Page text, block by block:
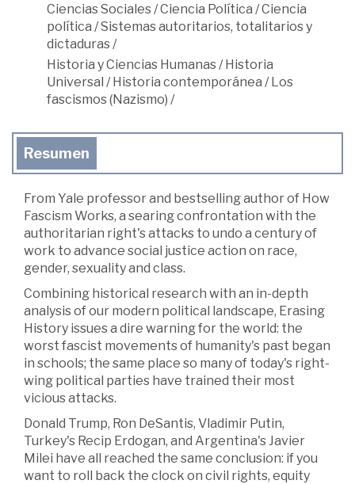
Ciencias Sociales /Ciencia Política /Ciencia
política /Sistemas autoritarios, totalitarios y
dictaduras /
Historia y Ciencias Humanas /Historia
Universal /Historia contemporánea /Los
fascismos (Nazismo) /
Resumen
From Yale professor and bestselling author of How
Fascism Works, a searing confrontation with the
authoritarian right's attacks to undo a century of
work to advance social justice action on race,
gender, sexuality and class.
Combining historical research with an in-depth
analysis of our modern political landscape, Erasing
History issues a dire warning for the world: the
worst fascist movements of humanity's past began
in schools; the same place so many of today's right-
wing political parties have trained their most
vicious attacks.
Donald Trump, Ron DeSantis, Vladimir Putin,
Turkey's Recip Erdogan, and Argentina's Javier
Milei have all reached the same conclusion: if you
want to roll back the clock on civil rights, equity